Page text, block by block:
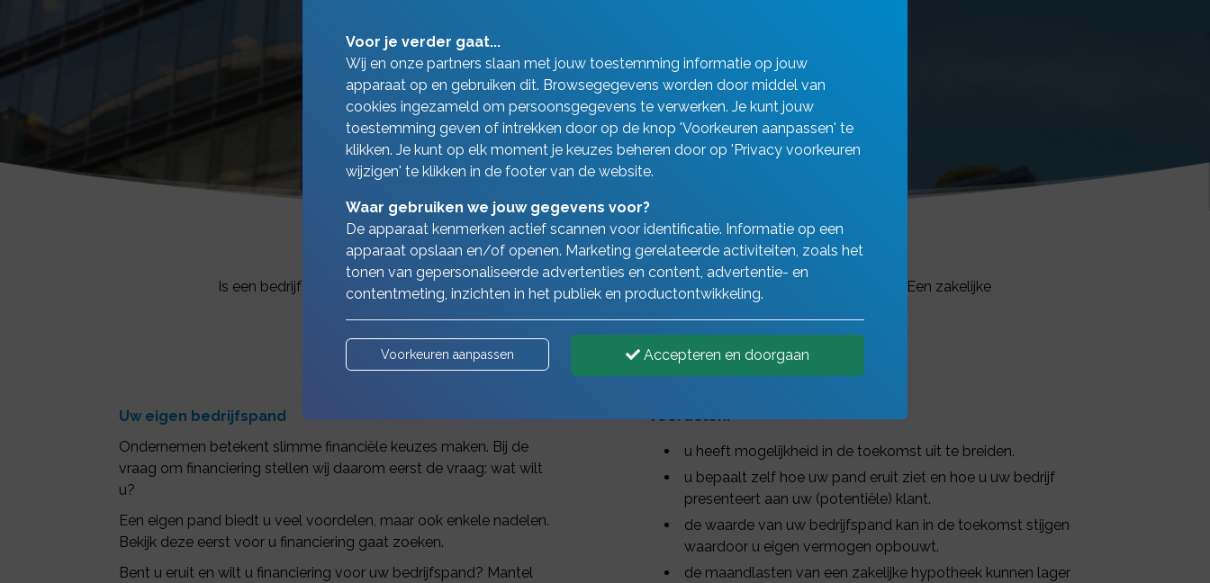
Is een bedrijfspand kopen uw droom? Misschien is het niet mogelijk dit uit eigen middelen te financieren. Een zakelijke
hypotheek is dan de meest gekozen oplossing.
Uw eigen bedrijfspand
Ondernemen betekent slimme financiële keuzes maken. Bij de
vraag om financiering stellen wij daarom eerst de vraag: wat wilt
u?
Een eigen pand biedt u veel voordelen, maar ook enkele nadelen.
Bekijk deze eerst voor u financiering gaat zoeken.
Bent u eruit en wilt u financiering voor uw bedrijfspand? Mantel
Voordelen:
u heeft mogelijkheid in de toekomst uit te breiden.
u bepaalt zelf hoe uw pand eruit ziet en hoe u uw bedrijf
presenteert aan uw (potentiële) klant.
de waarde van uw bedrijfspand kan in de toekomst stijgen
waardoor u eigen vermogen opbouwt.
de maandlasten van een zakelijke hypotheek kunnen lager
Voor je verder gaat...
Wij en onze partners slaan met jouw toestemming informatie op jouw
apparaat op en gebruiken dit. Browsegegevens worden door middel van
cookies ingezameld om persoonsgegevens te verwerken. Je kunt jouw
toestemming geven of intrekken door op de knop 'Voorkeuren aanpassen' te
klikken. Je kunt op elk moment je keuzes beheren door op 'Privacy voorkeuren
wijzigen' te klikken in de footer van de website.
Waar gebruiken we jouw gegevens voor?
De apparaat kenmerken actief scannen voor identificatie. Informatie op een
apparaat opslaan en/of openen. Marketing gerelateerde activiteiten, zoals het
tonen van gepersonaliseerde advertenties en content, advertentie- en
contentmeting, inzichten in het publiek en productontwikkeling.
Voorkeuren aanpassen Accepteren en doorgaan